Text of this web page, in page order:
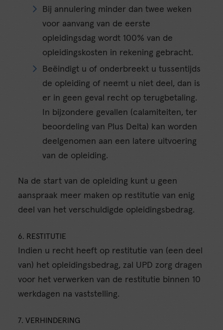
Bij annulering minder dan twee weken
voor aanvang van de eerste
opleidingsdag wordt 100% van de
opleidingskosten in rekening gebracht.
Beëindigt u of onderbreekt u tussentijds
de opleiding of neemt u niet deel, dan is
er in geen geval recht op terugbetaling.
In bijzondere gevallen (calamiteiten, ter
beoordeling van Plus Delta) kan worden
deelgenomen aan een latere uitvoering
van de opleiding.
Na de start van de opleiding kunt u geen
aanspraak meer maken op restitutie van enig
deel van het verschuldigde opleidingsbedrag.
6. RESTITUTIE
Indien u recht heeft op restitutie van (een deel
van) het opleidingsbedrag, zal UPD zorg dragen
voor het verwerken van de restitutie binnen 10
werkdagen na vaststelling.
7. VERHINDERING